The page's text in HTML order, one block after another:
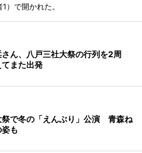
）で開かれた。
さん、八戸三社大祭の行列を2周
また出発
祭で冬の「えんぶり」公演 青森ね
も